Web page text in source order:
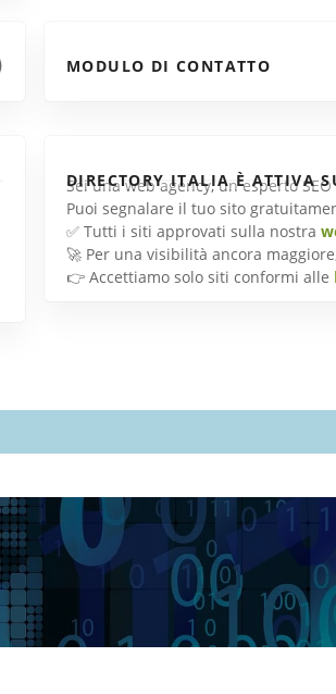
MODULO DI CONTATTO
DIRECTORY ITALIA È ATTIVA
Sei una web agency, un esperto
Puoi segnalare il tuo sito
✅ Tutti i siti approvati sulla nostra
🚀 Per una visibilità ancora
👉 Accettiamo solo siti conformi alle